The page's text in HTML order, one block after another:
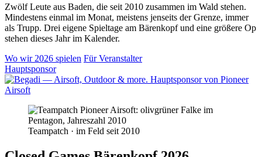
Zwölf Leute aus Baden, die seit 2010 zusammen im Wald stehen.
Mindestens einmal im Monat, meistens jenseits der Grenze, immer
als Trupp. Drei eigene Spieltage am Bärenkopf und eine größere Op
stehen dieses Jahr im Kalender.
Wo wir 2026 spielen Für Veranstalter
Hauptsponsor
Teampatch · im Feld seit 2010